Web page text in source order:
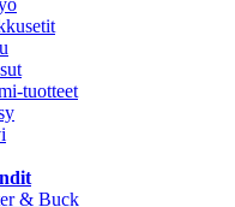
tuotteet
& Buck